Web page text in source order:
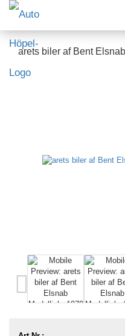
arets biler af Bent